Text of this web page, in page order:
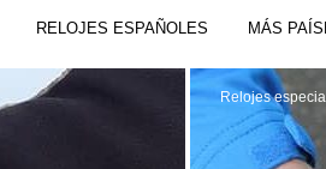
RELOJES ESPAÑOLES MÁS
Relojes